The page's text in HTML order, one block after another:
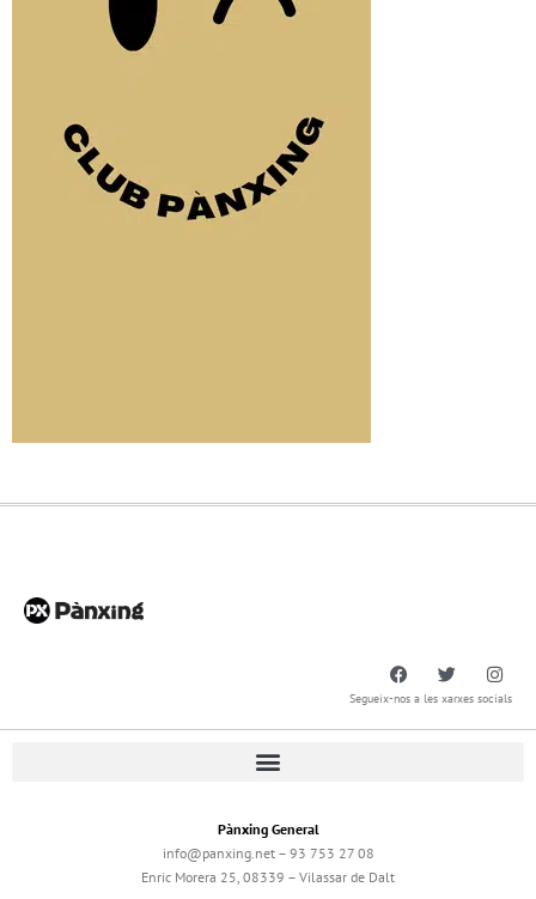
Segueix-nos a les xarxes socials
Pànxing General
info@panxing.net – 93 753 27 08
Enric Morera 25, 08339 – Vilassar de Dalt